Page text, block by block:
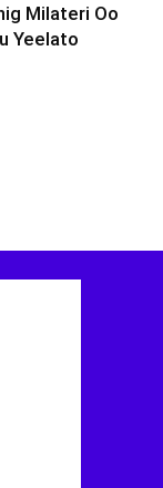
Milateri Oo
Yeelato